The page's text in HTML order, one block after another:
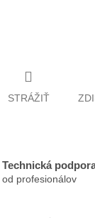
STRÁŽIŤ
Technická
od profesionálov